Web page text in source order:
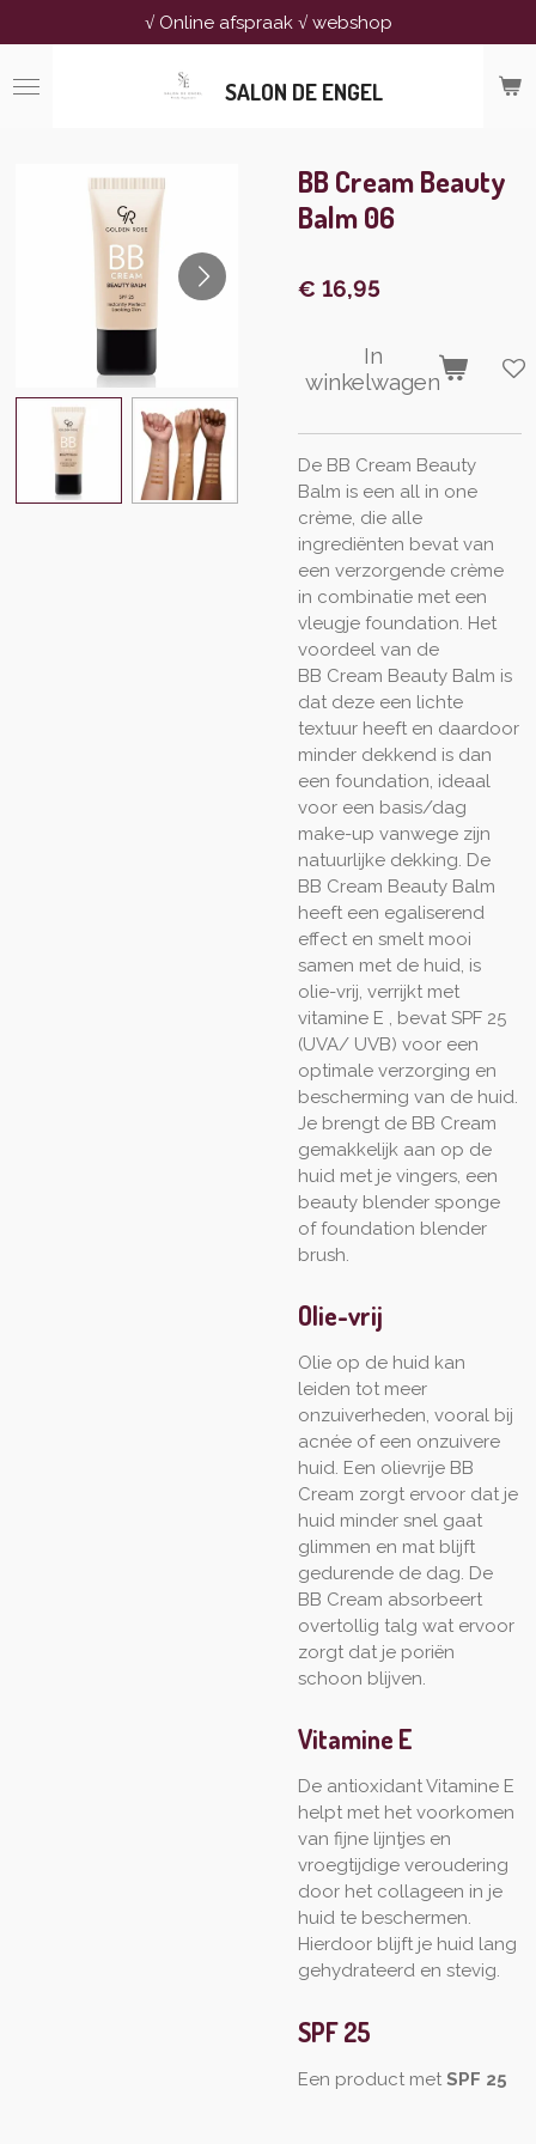
direct
naar
SALON DE ENGEL
√ Online afspraak √ webshop
BB Cream Beauty
Balm 06
€ 16,95
In
winkelwagen
De BB Cream Beauty
Balm is een all in one
crème, die alle
ingrediënten bevat van
een verzorgende crème
in combinatie met een
vleugje foundation. Het
voordeel van de
BB Cream Beauty Balm is
dat deze een lichte
textuur heeft en daardoor
minder dekkend is dan
een foundation, ideaal
voor een basis/dag
make-up vanwege zijn
natuurlijke dekking. De
BB Cream Beauty Balm
heeft een egaliserend
effect en smelt mooi
samen met de huid, is
olie-vrij, verrijkt met
vitamine E , bevat SPF 25
(UVA/ UVB) voor een
optimale verzorging en
bescherming van de huid.
Je brengt de BB Cream
gemakkelijk aan op de
huid met je vingers, een
beauty blender sponge
of foundation blender
brush.
Olie-vrij
Olie op de huid kan
leiden tot meer
onzuiverheden, vooral bij
acnée of een onzuivere
huid. Een olievrije BB
Cream zorgt ervoor dat je
huid minder snel gaat
glimmen en mat blijft
gedurende de dag. De
BB Cream absorbeert
overtollig talg wat ervoor
zorgt dat je poriën
schoon blijven.
Vitamine E
De antioxidant Vitamine E
helpt met het voorkomen
van fijne lijntjes en
vroegtijdige veroudering
door het collageen in je
huid te beschermen.
Hierdoor blijft je huid lang
gehydrateerd en stevig.
SPF 25
Een product met SPF 25